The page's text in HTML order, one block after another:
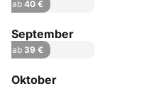
ab40 €
September
ab 39 €
Oktober